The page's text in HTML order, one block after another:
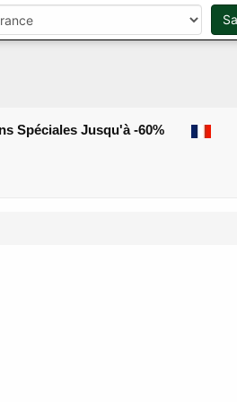
Spéciales Jusqu'à -60%